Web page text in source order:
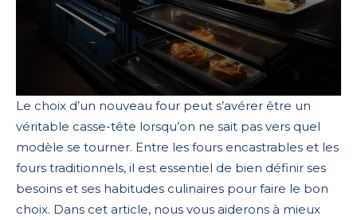
Le choix d’un nouveau four peut s’avérer être un
véritable casse-tête lorsqu’on ne sait pas vers quel
modèle se tourner. Entre les fours encastrables et les
fours traditionnels, il est essentiel de bien définir ses
besoins et ses habitudes culinaires pour faire le bon
choix. Dans cet article, nous vous aiderons à mieux